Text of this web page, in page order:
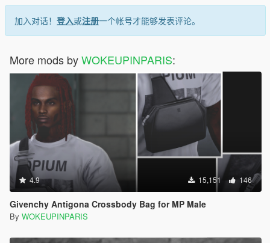
加入对话！ 登入或注册一个帐号才能够发表评论。
More mods byWOKEUPINPARIS:
4.9 15,151 146
Givenchy Antigona Crossbody Bag for MP Male
By WOKEUPINPARIS